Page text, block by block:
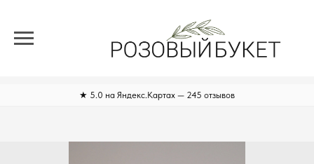
★ 5.0 на Яндекс.Картах — 245 отзывов